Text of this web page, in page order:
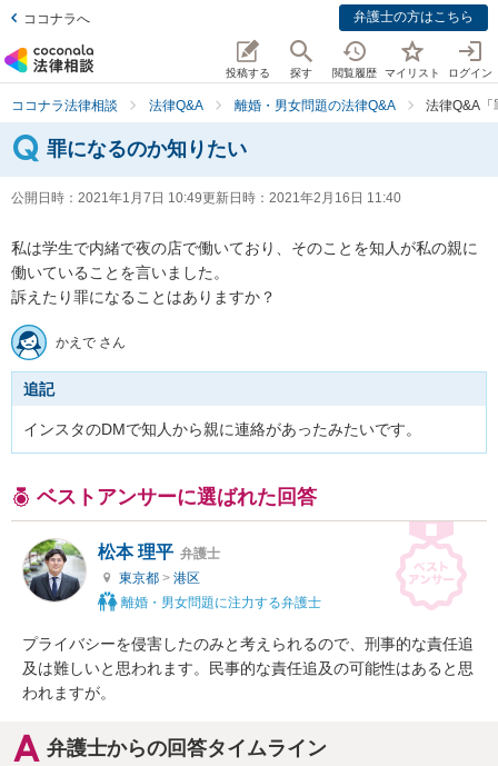
ココナラへ 弁護士の方はこちら
投稿する 探す 閲覧履歴 マイリスト ログイン
ココナラ法律相談 法律Q&A 離婚・男女問題の法律Q&A 法律Q&A「
罪になるのか知りたい
公開日時： 2021年1月7日 10:49更新日時： 2021年2月16日 11:40
私は学生で内緒で夜の店で働いており、そのことを知人が私の親に
働いていることを言いました。
訴えたり罪になることはありますか？
かえで さん
追記
インスタのDMで知人から親に連絡があったみたいです。
ベストアンサーに選ばれた回答
松本 理平 弁護士
東京都 > 港区
離婚・男女問題に注力する弁護士
プライバシーを侵害したのみと考えられるので、刑事的な責任追
及は難しいと思われます。民事的な責任追及の可能性はあると思
われますが。
弁護士からの回答タイムライン